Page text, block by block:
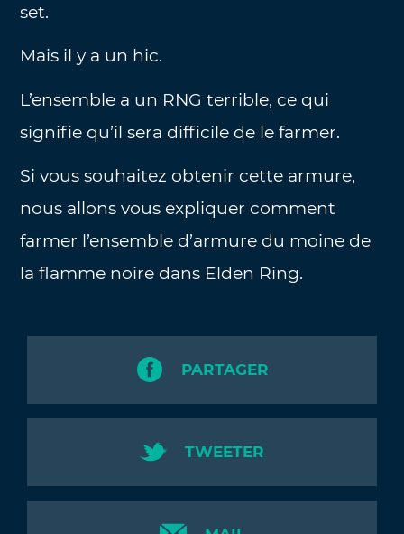
set.
Mais il y a un hic.
L’ensemble a un RNG terrible, ce qui
signifie qu’il sera difficile de le farmer.
Si vous souhaitez obtenir cette armure,
nous allons vous expliquer comment
farmer l’ensemble d’armure du moine de
la flamme noire dans Elden Ring.
PARTAGER
TWEETER